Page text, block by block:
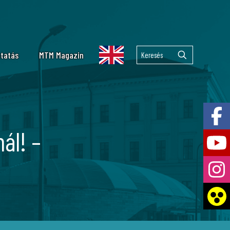
Laboratórium
Taxonómiai Laboratórium
együttműködések
MTM Magazin
–